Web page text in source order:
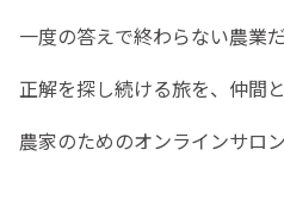
一度の答えで終わらない農業
正解を探し続ける旅を、仲間
農家のためのオンラインサロン